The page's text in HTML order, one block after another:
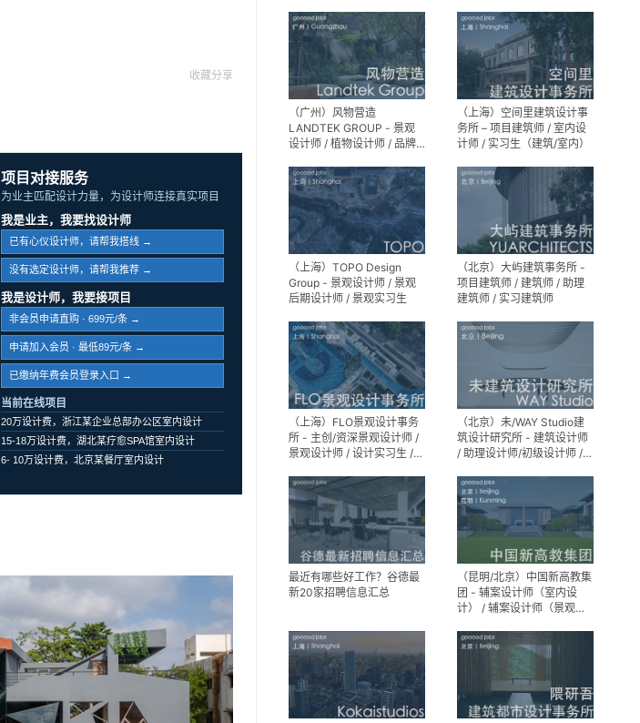
收藏分享
项目对接服务
为业主匹配设计力量，为设计师连接真实项目
我是业主，我要找设计师
已有心仪设计师，请帮我搭线 →
没有选定设计师，请帮我推荐 →
我是设计师，我要接项目
非会员申请直购 · 699元/条 →
申请加入会员 · 最低89元/条 →
已缴纳年费会员登录入口 →
当前在线项目
20万设计费，浙江某企业总部办公区室内设计
15-18万设计费，湖北某疗愈SPA馆室内设计
6- 10万设计费，北京某餐厅室内设计
生（常年招聘）
实习生
（广州）风物营造
LANDTEK GROUP - 景观
设计师 / 植物设计师 / 品牌
（上海）空间里建筑设计事
务所 – 项目建筑师 / 室内设
计师 / 实习生（建筑/室内）
（上海）TOPO Design
Group - 景观设计师 / 景观
后期设计师 / 景观实习生
（北京）大屿建筑事务所 -
项目建筑师 / 建筑师 / 助理
建筑师 / 实习建筑师
（上海）FLO景观设计事务
所 - 主创/资深景观设计师 /
景观设计师 / 设计实习生 /
设计师
（北京）未/WAY Studio建
筑设计研究所 - 建筑设计师
/ 助理设计师/初级设计师 /
助理
最近有哪些好工作？谷德最
新20家招聘信息汇总
（昆明/北京）中国新高教集
团 - 辅案设计师（室内设
计） / 辅案设计师（景观设
间组长 / 平面设计高级经理 /
展陈设计高级经理